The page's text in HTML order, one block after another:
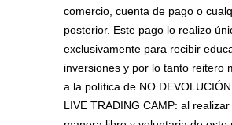
comercio, cuenta de pago o
posterior. Este pago lo realizo
exclusivamente para recibir
inversiones y por lo tanto reitero
a la política de NO
LIVE TRADING CAMP: al